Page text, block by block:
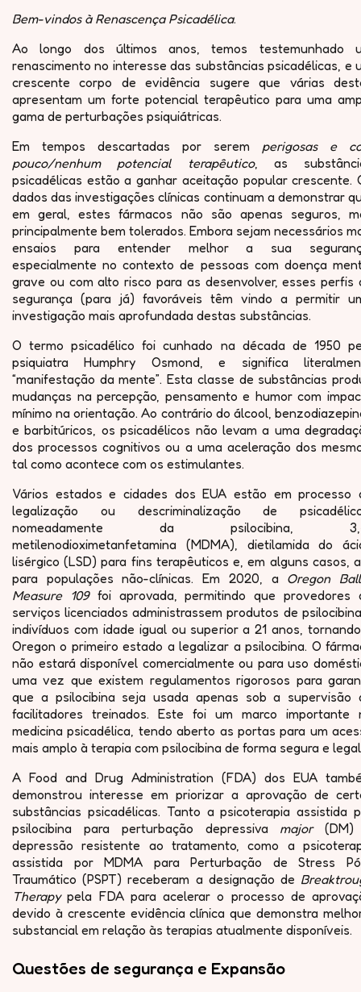
Bem-vindos à Renascença Psicadélica.
Ao longo dos últimos anos, temos testemunhado
renascimento no interesse das substâncias psicadélicas, e
crescente corpo de evidência sugere que várias
apresentam um forte potencial terapêutico para uma
gama de perturbações psiquiátricas.
Em tempos descartadas por serem perigosas e
pouco/nenhum potencial terapêutico, as
psicadélicas estão a ganhar aceitação popular crescente.
dados das investigações clínicas continuam a demonstrar
em geral, estes fármacos não são apenas seguros,
principalmente bem tolerados. Embora sejam necessários
ensaios para entender melhor a sua
especialmente no contexto de pessoas com doença
grave ou com alto risco para as desenvolver, esses perfis
segurança (para já) favoráveis têm vindo a permitir
investigação mais aprofundada destas substâncias.
O termo psicadélico foi cunhado na década de 1950
psiquiatra Humphry Osmond, e significa
“manifestação da mente”. Esta classe de substâncias
mudanças na percepção, pensamento e humor com
mínimo na orientação. Ao contrário do álcool,
e barbitúricos, os psicadélicos não levam a uma
dos processos cognitivos ou a uma aceleração dos
tal como acontece com os estimulantes.
Vários estados e cidades dos EUA estão em processo
legalização ou descriminalização de
nomeadamente da psilocibina,
metilenodioximetanfetamina (MDMA), dietilamida do
lisérgico (LSD) para fins terapêuticos e, em alguns casos,
para populações não-clínicas. Em 2020, a Oregon
Measure 109foi aprovada, permitindo que provedores
serviços licenciados administrassem produtos de
indivíduos com idade igual ou superior a 21 anos,
Oregon o primeiro estado a legalizar a psilocibina. O
não estará disponível comercialmente ou para uso
uma vez que existem regulamentos rigorosos para
que a psilocibina seja usada apenas sob a supervisão
facilitadores treinados. Este foi um marco importante
medicina psicadélica, tendo aberto as portas para um
mais amplo à terapia com psilocibina de forma segura e
A Food and Drug Administration (FDA) dos EUA
demonstrou interesse em priorizar a aprovação de
substâncias psicadélicas. Tanto a psicoterapia assistida
psilocibina para perturbação depressiva major(DM)
depressão resistente ao tratamento, como a
assistida por MDMA para Perturbação de Stress
Traumático (PSPT) receberam a designação de
Therapypela FDA para acelerar o processo de
devido à crescente evidência clínica que demonstra
substancial em relação às terapias atualmente disponíveis.
Questões de segurança e Expansão